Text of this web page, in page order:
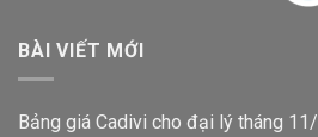
BÀI VIẾT MỚI
Bảng giá Cadivi cho đại lý tháng